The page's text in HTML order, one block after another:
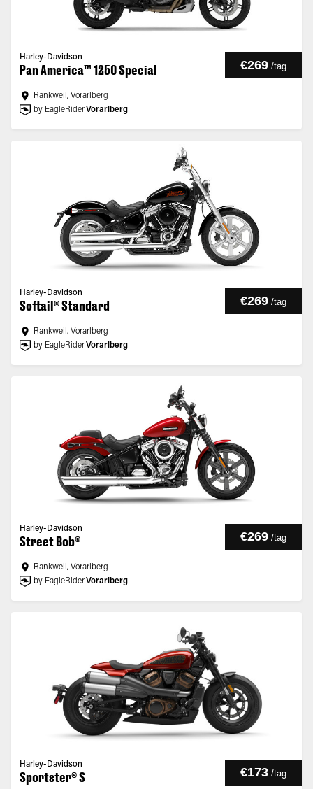
Harley-Davidson
Pan America™ 1250 Special €269 /tag
Rankweil, Vorarlberg
by EagleRiderVorarlberg
Harley-Davidson
Softail® Standard €269 /tag
Rankweil, Vorarlberg
by EagleRiderVorarlberg
Harley-Davidson
Street Bob® €269 /tag
Rankweil, Vorarlberg
by EagleRiderVorarlberg
Harley-Davidson
Sportster® S €173 /tag